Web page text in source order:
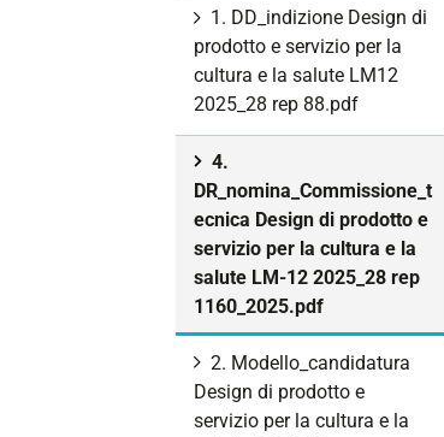
1. DD_indizione Design di
prodotto e servizio per la
cultura e la salute LM12
2025_28 rep 88.pdf
4.
DR_nomina_Commissione_t
ecnica Design di prodotto e
servizio per la cultura e la
salute LM-12 2025_28 rep
1160_2025.pdf
2. Modello_candidatura
Design di prodotto e
servizio per la cultura e la